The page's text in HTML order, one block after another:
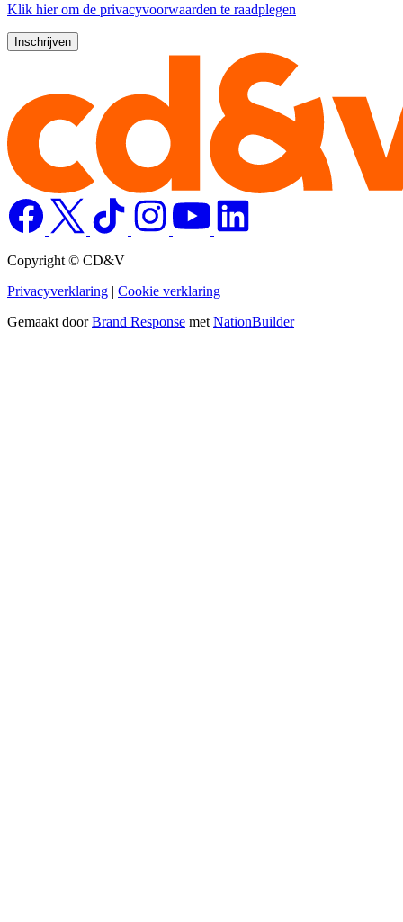
Klik hierom de privacyvoorwaarden te raadplegen
Copyright © CD&V
Privacyverklaring | Cookie verklaring
Gemaakt doorBrand Response met NationBuilder